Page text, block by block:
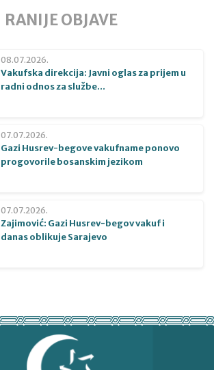
RANIJE OBJAVE
08.07.2026.
Vakufska direkcija: Javni oglas za prijem u
radni odnos za službe...
07.07.2026.
Gazi Husrev-begove vakufname ponovo
progovorile bosanskim jezikom
07.07.2026.
Zajimović: Gazi Husrev-begov vakuf i
danas oblikuje Sarajevo